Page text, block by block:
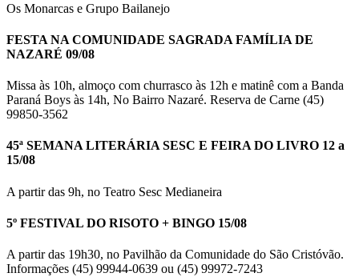
Os Monarcas e Grupo Bailanejo
FESTA NA COMUNIDADE SAGRADA FAMÍLIA DE
NAZARÉ 09/08
Missa às 10h, almoço com churrasco às 12h e matinê com a Banda
Paraná Boys às 14h, No Bairro Nazaré. Reserva de Carne (45)
99850-3562
45ª SEMANA LITERÁRIA SESC E FEIRA DO LIVRO 12 a
15/08
A partir das 9h, no Teatro Sesc Medianeira
5º FESTIVAL DO RISOTO + BINGO 15/08
A partir das 19h30, no Pavilhão da Comunidade do São Cristóvão.
Informações (45) 99944-0639 ou (45) 99972-7243